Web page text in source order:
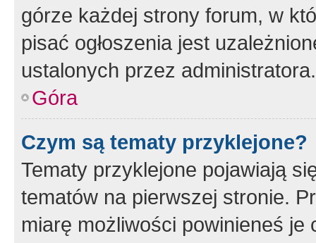
górze każdej strony forum, w
pisać ogłoszenia jest
ustalonych przez administratora.
Góra
Czym są tematy przyklejone?
Tematy przyklejone pojawiają
tematów na pierwszej stronie.
miarę możliwości powinieneś je